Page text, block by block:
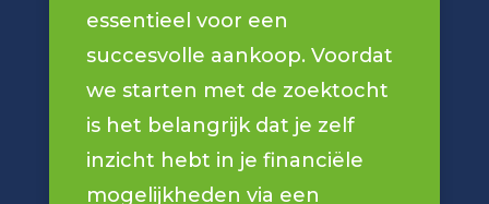
essentieel voor een
succesvolle aankoop. Voordat
we starten met de zoektocht
is het belangrijk dat je zelf
inzicht hebt in je financiële
mogelijkheden via een